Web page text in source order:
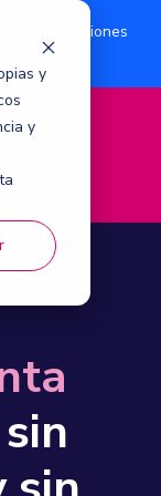
y
y
de acciones